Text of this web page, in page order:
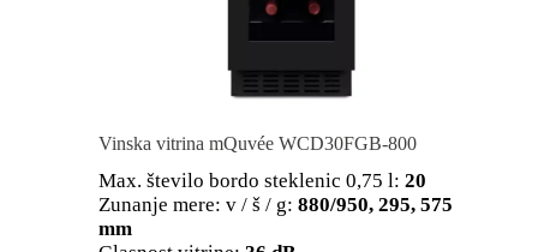
Vinska vitrina mQuvée WCD30FGB-800
Max. število bordo steklenic 0,75 l: 20
Zunanje mere: v / š / g: 880/950, 295, 575
mm